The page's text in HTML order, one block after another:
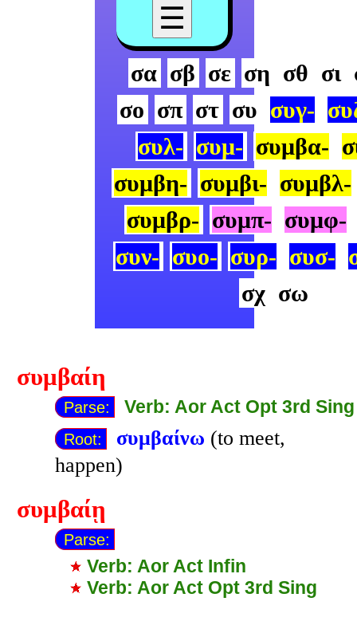
☰
σα σβ σε ση σθ σι
σο σπ στ συ συγ-
συλ- συμ- συμβα-
συμβη- συμβι- συμβλ-
συμβρ- συμπ- συμφ-
συν- συο- συρ- συσ-
σχ σω
συμβαίη
Parse: Verb: Aor Act Opt 3rd Sing
Root: συμβαίνω (to meet,
happen)
συμβαίῃ
Parse:
Verb: Aor Act Infin
Verb: Aor Act Opt 3rd Sing